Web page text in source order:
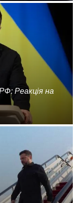
Реакція на